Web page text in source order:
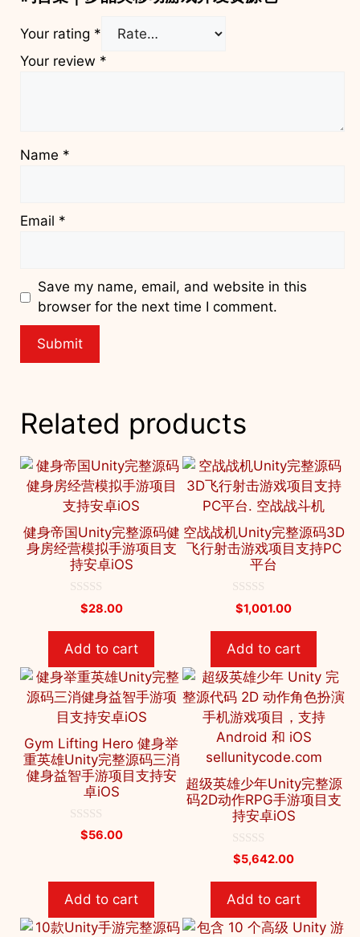
Your rating *
Your review *
Name *
Email *
Save my name, email, and website in this
browser for the next time I comment.
Related products
健身帝国Unity完整源码健
身房经营模拟手游项目支
持安卓iOS
o
5
$28.00
Add to cart
空战战机Unity完整源码3D
飞行射击游戏项目支持PC
平台
0
o
o
5
$1,001.00
Add to cart
Gym Lifting Hero 健身举
重英雄Unity完整源码三消
健身益智手游项目支持安
卓iOS
5
$56.00
Add to cart
超级英雄少年Unity完整源
码2D动作RPG手游项目支
持安卓iOS
0
o
o
5
$5,642.00
Add to cart